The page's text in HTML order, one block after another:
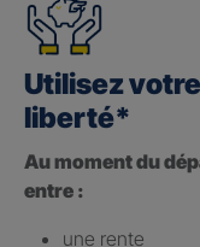
Utilisez
liberté*
Au moment du
entre :
une rente